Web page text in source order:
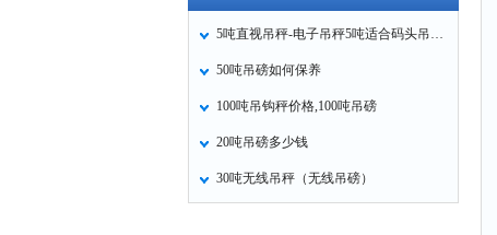
5吨直视吊秤-电子吊秤5吨适合码头吊及各种贸易结算
50吨吊磅如何保养
100吨吊钩秤价格,100吨吊磅
20吨吊磅多少钱
30吨无线吊秤（无线吊磅）